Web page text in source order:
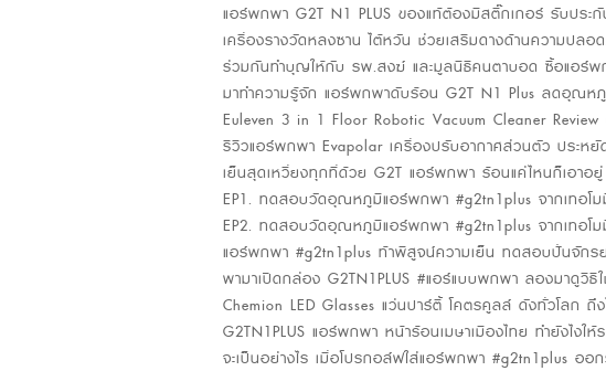
แอร์พกพา G2T N1 PLUS ของแท้ต้องมีสติ๊กเกอร์ รับปร
เครื่องรางวัดหลงซาน ไต้หวัน ช่วยเสริมดางด้านความปลอด
ร่วมกันทำบุญให้กับ รพ.สงฆ์ และมูลนิธิคนตาบอด ซื้อแอร์พ
มาทำความรู้จัก แอร์พกพาดับร้อน G2T N1 Plus ลดอุณห
Euleven 3 in 1 Floor Robotic Vacuum Cleaner
รีวิวแอร์พกพา Evapolar เครื่องปรับอากาศส่วนตัว ประหยั
เย็นสุดเหวี่ยงทุกที่ด้วย G2T แอร์พกพา ร้อนแค่ไหนก็เอาอ
EP1. ทดสอบวัดอุณหภูมิแอร์พกพา #g2tn1plus จากเทอโม
EP2. ทดสอบวัดอุณหภูมิแอร์พกพา #g2tn1plus จากเทอโม
แอร์พกพา #g2tn1plus ท้าพิสูจน์ความเย็น ทดสอบปั่นจักร
พามาเปิดกล่อง G2TN1PLUS #แอร์แบบพกพา ลองมาดูวิธี
Chemion LED Glasses แว่นปาร์ตี้ โคตรคูลล์ ดังทั่วโลก ถึ
G2TN1PLUS แอร์พกพา หน้าร้อนเมษาเมืองไทย ทำยังไงให้
จะเป็นอย่างไร เมื่อโปรกอล์ฟใส่แอร์พกพา #g2tn1plus ออ